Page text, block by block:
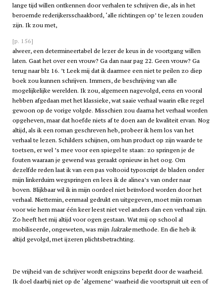
lange tijd willen ontkennen door verhalen te schrijven die, als in het
beroemde rederijkersschaakbord, ‘alle richtingen op’ te lezen zouden
zijn. Ik zou met,
[p. 156]
alweer, een determineertabel de lezer de keus in de voortgang willen
laten. Gaat het over een vrouw? Ga dan naar pag 22. Geen vrouw? Ga
terug naar blz 16. ’t Leek mij dat ik daarmee een niet te peilen zo diep
boek zou kunnen schrijven. Immers, de beschrijving van alle
mogelijkelijke werelden. Ik zou, algemeen nagevolgd, eens en vooral
hebben afgedaan met het klassieke, wat saaie verhaal waarin elke regel
gewoon op de vorige volgde. Misschien zou daarna het verhaal worden
opgeheven, maar dat hoefde niets af te doen aan de kwaliteit ervan. Nog
altijd, als ik een roman geschreven heb, probeer ik hem los van het
verhaal te lezen. Schilders schijnen, om hun product op zijn waarde te
toetsen, er wel ’s mee voor een spiegel te staan: zo springen je de
fouten waaraan je gewend was geraakt opnieuw in het oog. Om
dezelfde reden laat ik van een pas voltooid typoscript de bladen onder
mijn linkerduim wegspringen en lees ik de alinea’s van onder naar
boven. Blijkbaar wil ik in mijn oordeel niet beïnvloed worden door het
verhaal. Niettemin, eenmaal gedrukt en uitgegeven, moet mijn roman
voor wie hem maar één keer leest niet veel anders dan een verhaal zijn.
Zo heeft het mij altijd voor ogen gestaan. Wat mij op school al
mobiliseerde, ongeweten, was mijnlukrakemethode. En die heb ik
altijd gevolgd, met ijzeren plichtsbetrachting.
De vrijheid van de schrijver wordt enigszins beperkt door de waarheid.
Ik doel daarbij niet op de ‘algemene’ waarheid die voortspruit uit een of